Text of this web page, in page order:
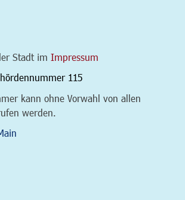
Stadt im Impressum
115
kann ohne Vorwahl von allen
werden.